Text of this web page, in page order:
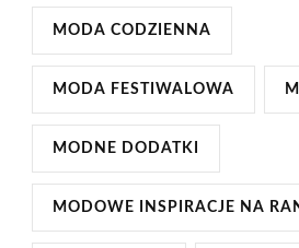
MODA CODZIENNA
MODA FESTIWALOWA
MODNE DODATKI
MODOWE INSPIRACJE NA